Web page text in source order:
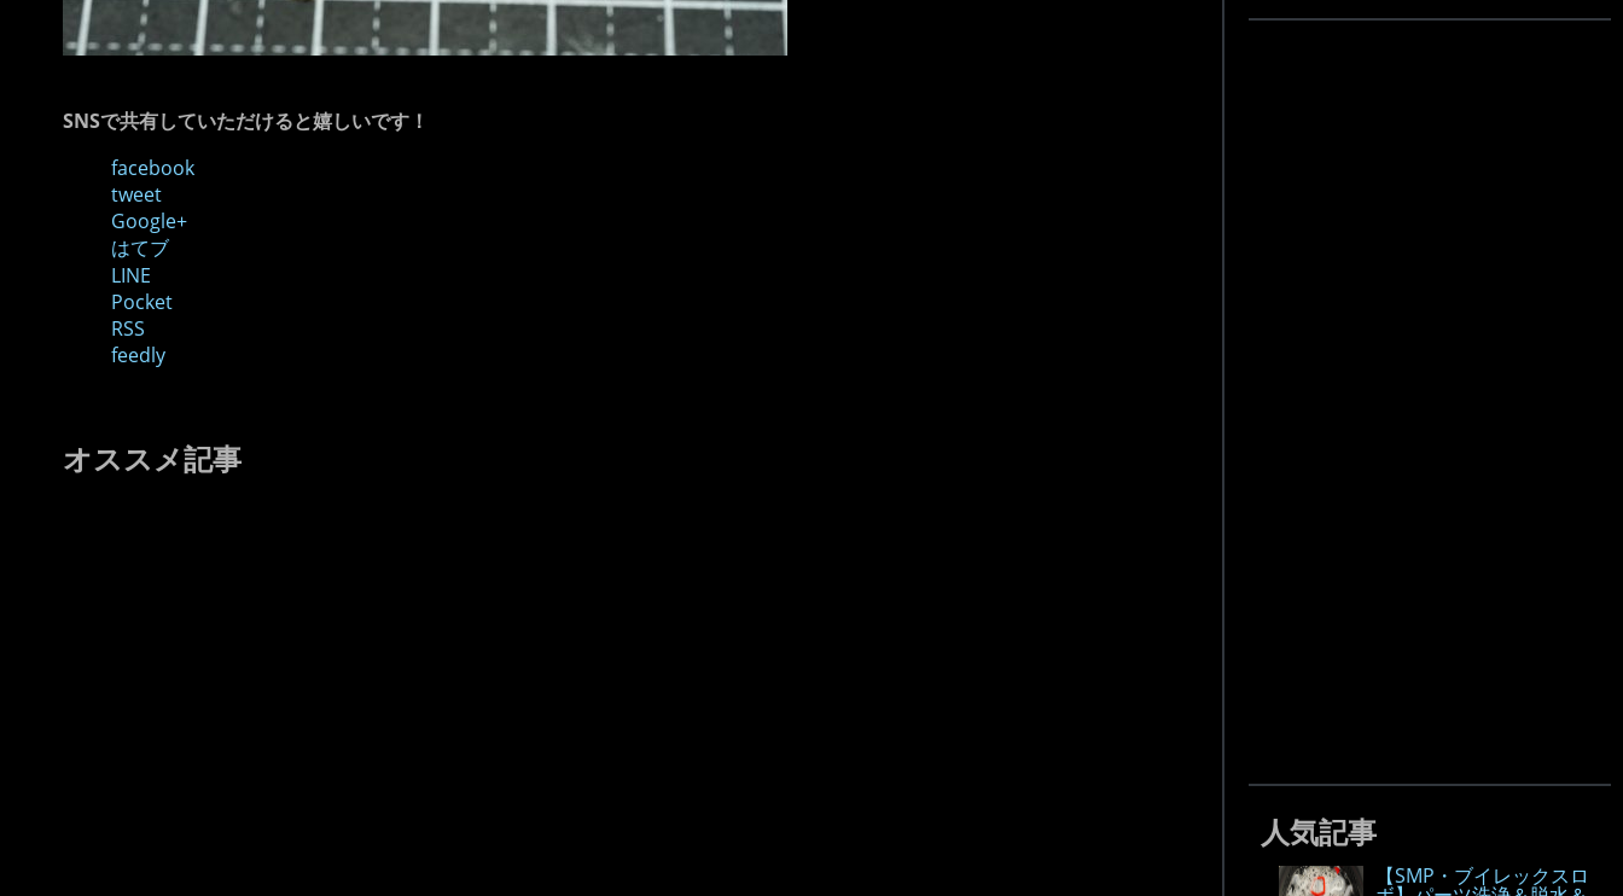
SNSで共有していただけると嬉しいです！
facebook
tweet
Google+
はてブ
LINE
Pocket
RSS
feedly
オススメ記事
人気記事
【SMP・ブイレックスロ